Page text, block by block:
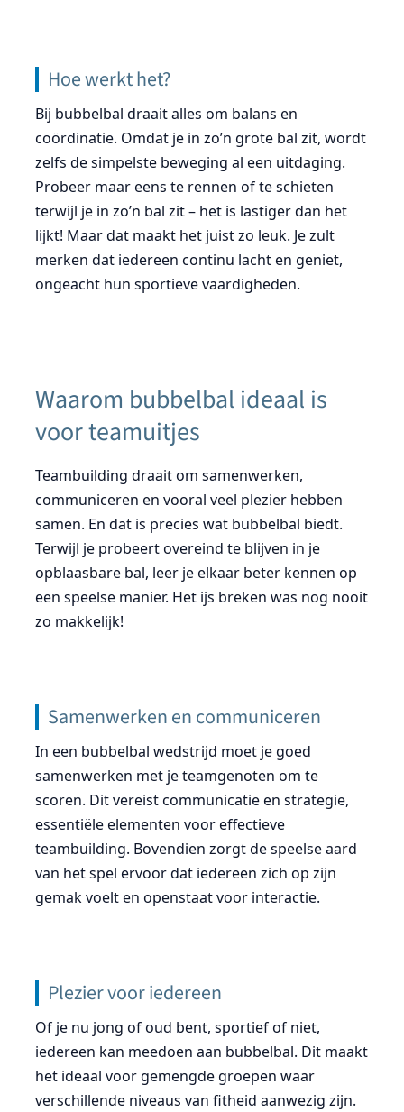
Hoe werkt het?
Bij bubbelbal draait alles om balans en
coördinatie. Omdat je in zo’n grote bal zit, wordt
zelfs de simpelste beweging al een uitdaging.
Probeer maar eens te rennen of te schieten
terwijl je in zo’n bal zit – het is lastiger dan het
lijkt! Maar dat maakt het juist zo leuk. Je zult
merken dat iedereen continu lacht en geniet,
ongeacht hun sportieve vaardigheden.
Waarom bubbelbal ideaal is
voor teamuitjes
Teambuilding draait om samenwerken,
communiceren en vooral veel plezier hebben
samen. En dat is precies wat bubbelbal biedt.
Terwijl je probeert overeind te blijven in je
opblaasbare bal, leer je elkaar beter kennen op
een speelse manier. Het ijs breken was nog nooit
zo makkelijk!
Samenwerken en communiceren
In een bubbelbal wedstrijd moet je goed
samenwerken met je teamgenoten om te
scoren. Dit vereist communicatie en strategie,
essentiële elementen voor effectieve
teambuilding. Bovendien zorgt de speelse aard
van het spel ervoor dat iedereen zich op zijn
gemak voelt en openstaat voor interactie.
Plezier voor iedereen
Of je nu jong of oud bent, sportief of niet,
iedereen kan meedoen aan bubbelbal. Dit maakt
het ideaal voor gemengde groepen waar
verschillende niveaus van fitheid aanwezig zijn.